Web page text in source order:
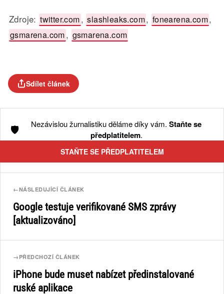
Zdroje: twitter.com, slashleaks.com, fonearena.com,
gsmarena.com, gsmarena.com
Sdílet článek
🛡️ Nezávislou žurnalistiku děláme díky vám. Staňte se
předplatitelem.
STAŇTE SE PŘEDPLATITELEM
←NÁSLEDUJÍCÍ ČLÁNEK
Google testuje verifikované SMS zprávy
[aktualizováno]
→ PŘEDCHOZÍ ČLÁNEK
iPhone bude muset nabízet předinstalované
ruské aplikace